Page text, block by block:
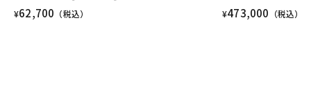
¥62,700 （税込） ¥473,000 （税込）